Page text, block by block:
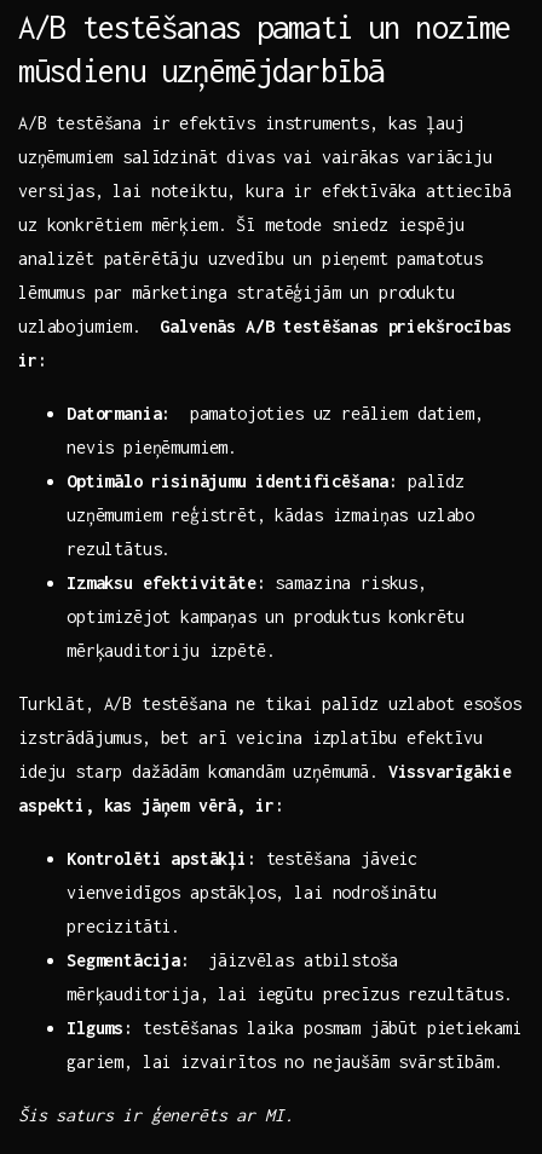
A/B‌ testēšanas pamati un nozīme
mūsdienu uzņēmējdarbībā
A/B testēšana ir efektīvs instruments, kas‍ ļauj
⁣uzņēmumiem salīdzināt divas vai vairākas variāciju
‌versijas, lai noteiktu, kura ir​ efektīvāka attiecībā
uz‍ konkrētiem ‌mērķiem. Šī metode sniedz iespēju
analizēt patērētāju uzvedību un pieņemt⁤ pamatotus
lēmumus par mārketinga stratēģijām un produktu​
uzlabojumiem. ⁢ Galvenās A/B testēšanas priekšrocības
ir:
Datormania:
⁤ pamatojoties⁢ uz reāliem datiem,​
nevis pieņēmumiem.
Optimālo⁤ risinājumu ⁣identificēšana:
palīdz
uzņēmumiem reģistrēt, kādas izmaiņas uzlabo
rezultātus.
Izmaksu efektivitāte:
samazina ​riskus,
optimizējot ‍kampaņas ⁤un produktus konkrētu
mērķauditoriju izpētē.
Turklāt, A/B testēšana ne tikai palīdz uzlabot‍ esošos
izstrādājumus, bet‍ arī ⁣veicina ⁤izplatību ‌efektīvu
ideju starp dažādām komandām uzņēmumā. Vissvarīgākie
aspekti,‍ kas jāņem vērā, ir:
Kontrolēti apstākļi:
testēšana jāveic
vienveidīgos apstākļos, lai nodrošinātu
precizitāti.
Segmentācija:
⁤ jāizvēlas atbilstoša
mērķauditorija, lai iegūtu precīzus ​rezultātus.
Ilgums:
testēšanas laika‍ posmam⁢ jābūt pietiekami
gariem,‌ lai izvairītos no​ nejaušām ⁤svārstībām.
Šis saturs ir ģenerēts ar MI.